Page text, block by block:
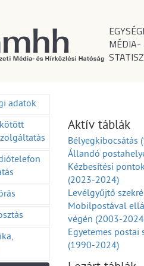
MÉDIA-
adatok
Aktív táblák
Bélyegkibocsátás
Állandó
Kézbesítési
(2023-2024)
Levélgyűjtő
Mobilpostával
végén (2003-
Egyetemes
(1990-2024)
Egyetemes postai